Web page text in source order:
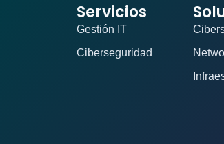
Servicios
Gestión IT
Ciberseguridad